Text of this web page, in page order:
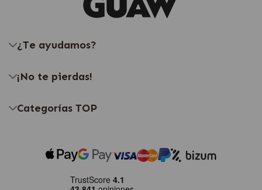
¿Te ayudamos?
¡No te pierdas!
Categorías TOP